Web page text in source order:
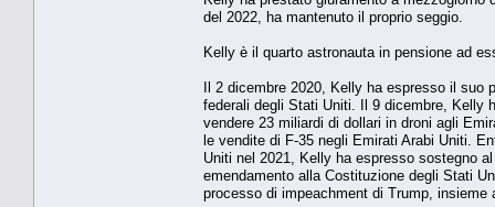
del 2022, ha mantenuto il proprio seggio.
Kelly è il quarto astronauta in pensione ad
Il 2 dicembre 2020, Kelly ha espresso il suo
federali degli Stati Uniti. Il 9 dicembre, Kelly
vendere 23 miliardi di dollari in droni agli
le vendite di F-35 negli Emirati Arabi Uniti.
Uniti nel 2021, Kelly ha espresso sostegno
emendamento alla Costituzione degli Stati
processo di impeachment di Trump, insieme